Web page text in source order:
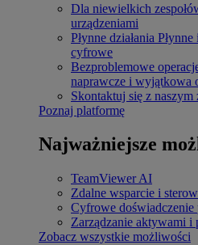
Dla niewielkich
urządzeniami
Płynne działania
cyfrowe
Bezproblemowe
naprawcze i wyjątkowa
Skontaktuj się z naszym
Poznaj platformę
Najważniejsze
TeamViewer AI
Zdalne wsparcie i
Cyfrowe
Zarządzanie aktywami i
Zobacz wszystkie możliwości